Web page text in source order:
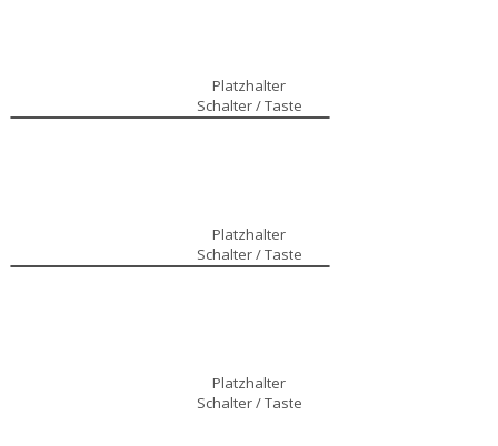
Platzhalter
Schalter / Taste
Platzhalter
Schalter / Taste
Platzhalter
Schalter / Taste